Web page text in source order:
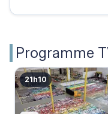
Programme
21h10